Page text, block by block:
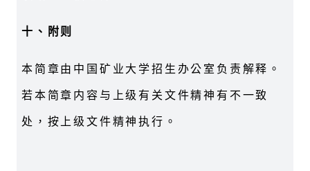
十、附则
本简章由中国矿业大学招生办公室负责解释。
若本简章内容与上级有关文件精神有不一致
处，按上级文件精神执行。